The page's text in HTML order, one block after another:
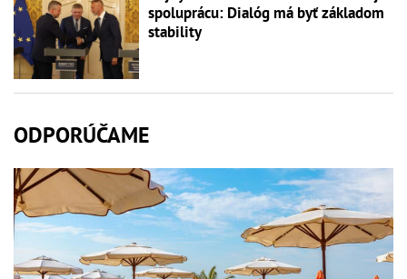
spoluprácu: Dialóg má byť základom
stability
ODPORÚČAME